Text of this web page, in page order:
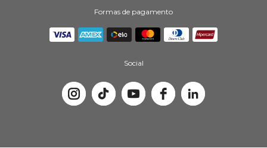
Formas de pagamento
Social